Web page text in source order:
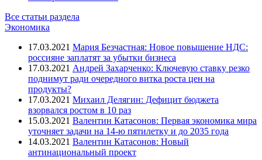
Все статьи раздела
Экономика
17.03.2021 Мария Безчастная: Новое повышение НДС:
россияне заплатят за убытки бизнеса
17.03.2021 Андрей Захарченко: Ключевую ставку резко
поднимут ради очередного витка роста цен на
продукты?
17.03.2021 Михаил Делягин: Дефицит бюджета
взорвался ростом в 10 раз
15.03.2021 Валентин Катасонов: Первая экономика мира
уточняет задачи на 14-ю пятилетку и до 2035 года
14.03.2021 Валентин Катасонов: Новый
антинациональный проект